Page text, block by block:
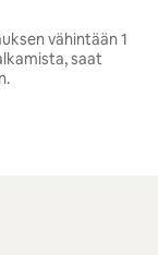
vähintään 1
saat